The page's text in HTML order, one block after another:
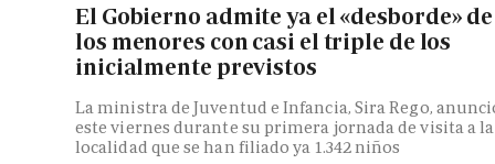
El Gobierno admite ya el «desborde» de
los menores con casi el triple de los
inicialmente previstos
La ministra de Juventud e Infancia, Sira Rego,
este viernes durante su primera jornada de visita a la
localidad que se han filiado ya 1.342 niños